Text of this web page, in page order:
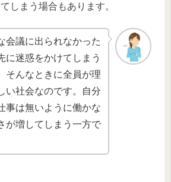
しまう場合もあります。
会議に出られなかった
に迷惑をかけてしまう
そんなときに全員が理
い社会なのです。自分
事は無いように働かな
が増してしまう一方で